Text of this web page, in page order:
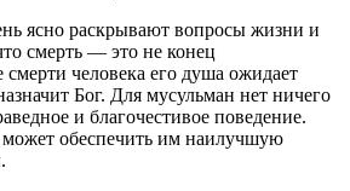
ясно раскрывают вопросы жизни и
смерть — это не конец
человека его душа ожидает
Бог. Для мусульман нет ничего
и благочестивое поведение.
может обеспечить им наилучшую